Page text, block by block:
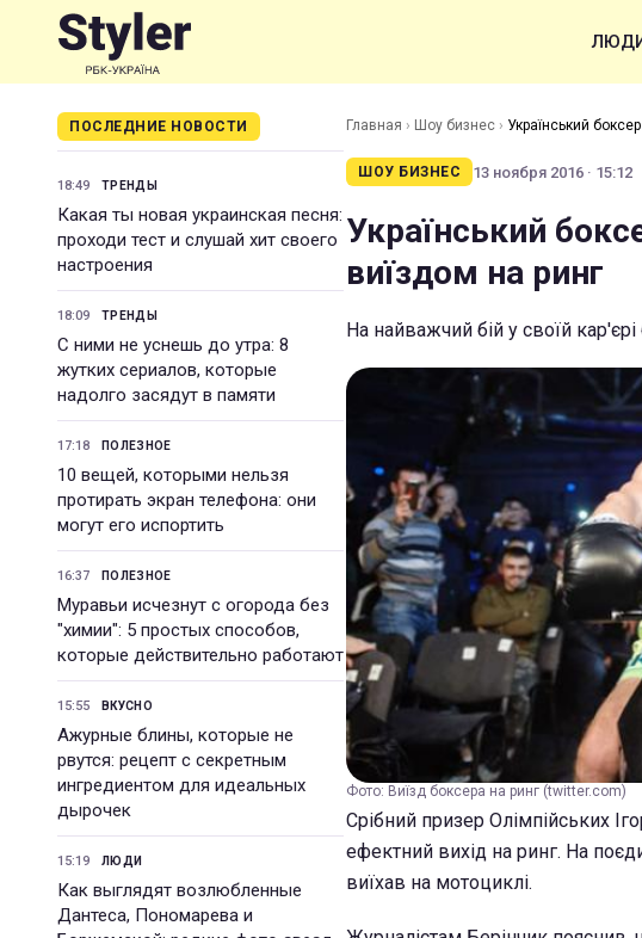
ПОСЛЕДНИЕ НОВОСТИ
18:49 ТРЕНДЫ
Какая ты новая украинская песня:
проходи тест и слушай хит своего
настроения
18:09 ТРЕНДЫ
С ними не уснешь до утра: 8
жутких сериалов, которые
надолго засядут в памяти
17:18 ПОЛЕЗНОЕ
10 вещей, которыми нельзя
протирать экран телефона: они
могут его испортить
16:37 ПОЛЕЗНОЕ
Муравьи исчезнут с огорода без
"химии": 5 простых способов,
которые действительно работают
15:55 ВКУСНО
Ажурные блины, которые не
рвутся: рецепт с секретным
ингредиентом для идеальных
дырочек
15:19 ЛЮДИ
Как выглядят возлюбленные
Дантеса, Пономарева и
Главная › Шоу бизнес › Український
ШОУ БИЗНЕС 13 ноября 2016 · 15:12
Український
виїздом на ринг
На найважчий бій у своїй
Фото: Виїзд боксера на ринг (twitter.com)
Срібний призер Олімпійських
ефектний вихід на ринг. На
виїхав на мотоциклі.